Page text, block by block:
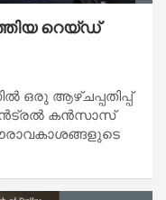
റെയ്ഡ്
ഒരു ആഴ്ചപ്പതിപ്പ്
കൻസാസ്